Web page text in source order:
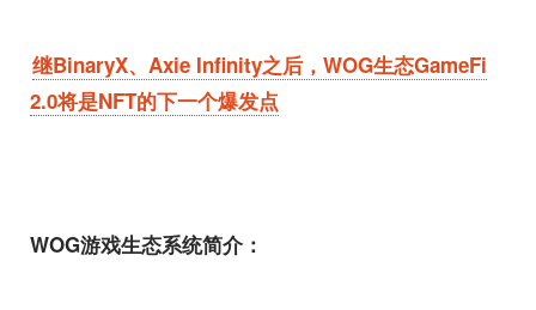
继BinaryX、Axie Infinity之后，WOG生态GameFi
2.0将是NFT的下一个爆发点
WOG游戏生态系统简介：